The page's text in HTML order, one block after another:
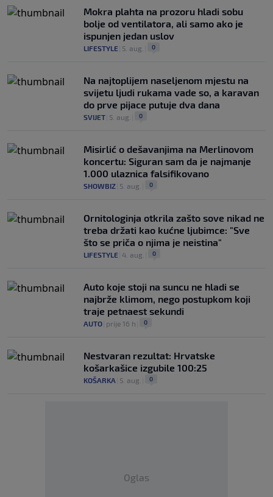
Mokra plahta na prozoru hladi sobu
bolje od ventilatora, ali samo ako je
ispunjen jedan uslov
LIFESTYLE 5. aug. 0
Na najtoplijem naseljenom mjestu na
svijetu ljudi rukama vade so, a karavan
do prve pijace putuje dva dana
SVIJET 5. aug. 0
Misirlić o dešavanjima na Merlinovom
koncertu: Siguran sam da je najmanje
1.000 ulaznica falsifikovano
SHOWBIZ 5. aug. 0
Ornitologinja otkrila zašto sove nikad ne
treba držati kao kućne ljubimce: "Sve
što se priča o njima je neistina"
LIFESTYLE 4. aug. 0
Auto koje stoji na suncu ne hladi se
najbrže klimom, nego postupkom koji
traje petnaest sekundi
AUTO prije 16 h 0
Nestvaran rezultat: Hrvatske
košarkašice izgubile 100:25
KOŠARKA 5. aug. 0
Oglas